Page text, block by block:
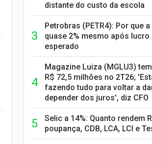
distante do custo da escola
Petrobras (PETR4): Por que
quase 2% mesmo após lucro
esperado
Magazine Luiza (MGLU3)
R$ 72,5 milhões no 2T26;
fazendo tudo para voltar a
depender dos juros', diz CFO
Selic a 14%: Quanto rendem
poupança, CDB, LCA, LCI e